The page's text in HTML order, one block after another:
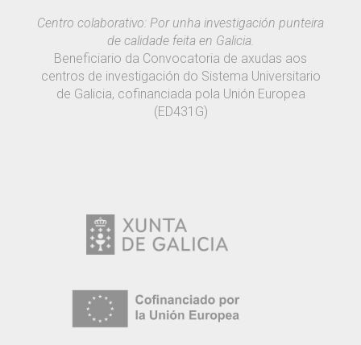
Centro colaborativo: Por unha investigación punteira
de calidade feita en Galicia.
Beneficiario da Convocatoria de axudas aos
centros de investigación do Sistema Universitario
de Galicia, cofinanciada pola Unión Europea
(ED431G)